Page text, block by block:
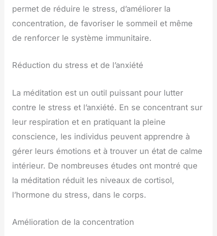
permet de réduire le stress, d’améliorer la
concentration, de favoriser le sommeil et même
de renforcer le système immunitaire.
Réduction du stress et de l’anxiété
La méditation est un outil puissant pour lutter
contre le stress et l’anxiété. En se concentrant sur
leur respiration et en pratiquant la pleine
conscience, les individus peuvent apprendre à
gérer leurs émotions et à trouver un état de calme
intérieur. De nombreuses études ont montré que
la méditation réduit les niveaux de cortisol,
l’hormone du stress, dans le corps.
Amélioration de la concentration